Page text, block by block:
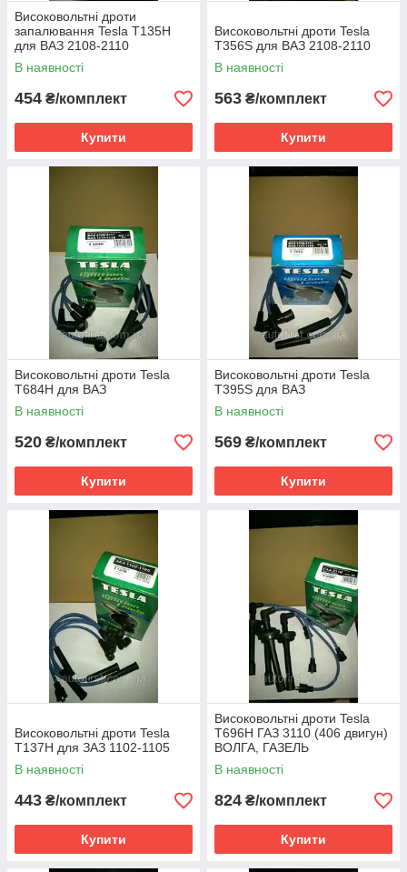
Високовольтні дроти
запалювання Tesla T135H
для ВАЗ 2108-2110
В наявності
454 ₴/комплект
Купити
Високовольтні дроти Tesla
T356S для ВАЗ 2108-2110
В наявності
563 ₴/комплект
Купити
Високовольтні дроти Tesla
T684H для ВАЗ
В наявності
520 ₴/комплект
Купити
Високовольтні дроти Tesla
T395S для ВАЗ
В наявності
569 ₴/комплект
Купити
Високовольтні дроти Tesla
T137H для ЗАЗ 1102-1105
В наявності
443 ₴/комплект
Купити
Високовольтні дроти Tesla
T696H ГАЗ 3110 (406 двигун)
ВОЛГА, ГАЗЕЛЬ
В наявності
824 ₴/комплект
Купити